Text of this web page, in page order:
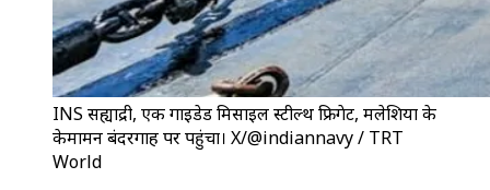
INS सह्याद्री, एक गाइडेड मिसाइल स्टील्थ फ्रिगेट, मलेशिया के
केमामन बंदरगाह पर पहुंचा। X/@indiannavy / TRT
World